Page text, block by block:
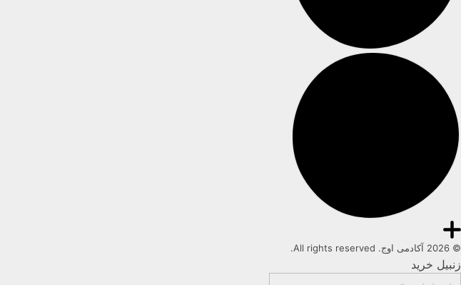
© 2026 آکادمی اوج. All rights reserved.
زنبیل خرید